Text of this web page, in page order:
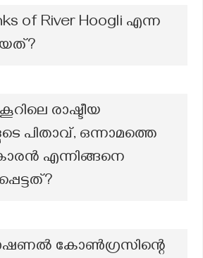
of River Hoogli എന്ന
രാഷ്ടീയ
പിതാവ്, ഒന്നാമത്തെ
എന്നിങ്ങനെ
കോൺഗ്രസിന്റെ